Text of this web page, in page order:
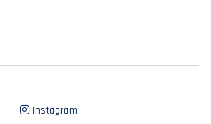
Instagram